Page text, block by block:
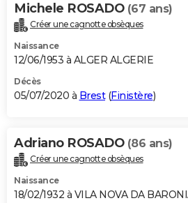
Michele ROSADO (67 ans)
Créer une cagnotte obsèques
Naissance
12/06/1953 à ALGER ALGERIE
Décès
05/07/2020 à Brest(Finistère)
Adriano ROSADO (86 ans)
Créer une cagnotte obsèques
Naissance
18/02/1932 à VILA NOVA DA